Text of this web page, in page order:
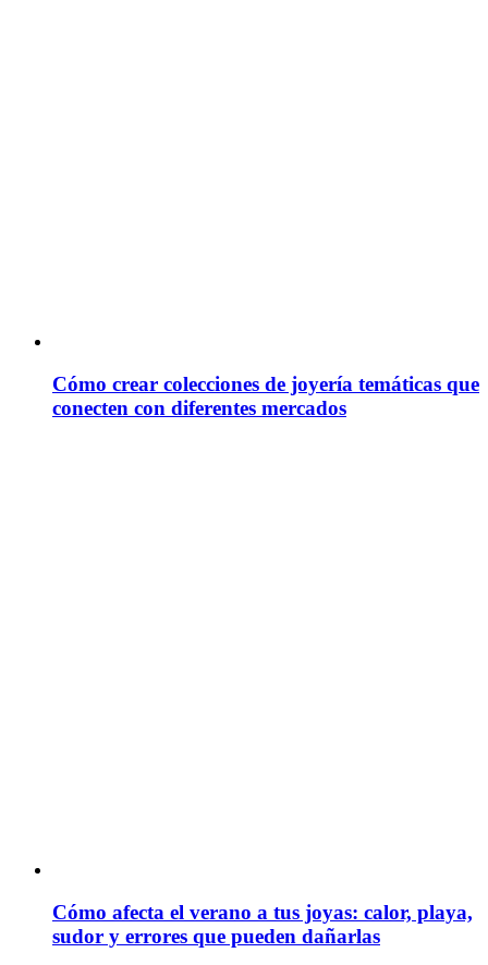
Cómo crear colecciones de joyería temáticas que
conecten con diferentes mercados
Cómo afecta el verano a tus joyas: calor, playa,
sudor y errores que pueden dañarlas